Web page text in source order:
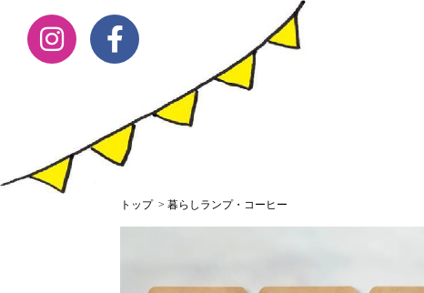
トップ> 暮らしランプ・コーヒー